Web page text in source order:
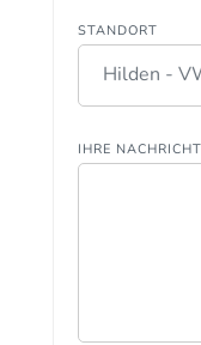
STANDORT
Hilden -
IHRE NACHRICHT